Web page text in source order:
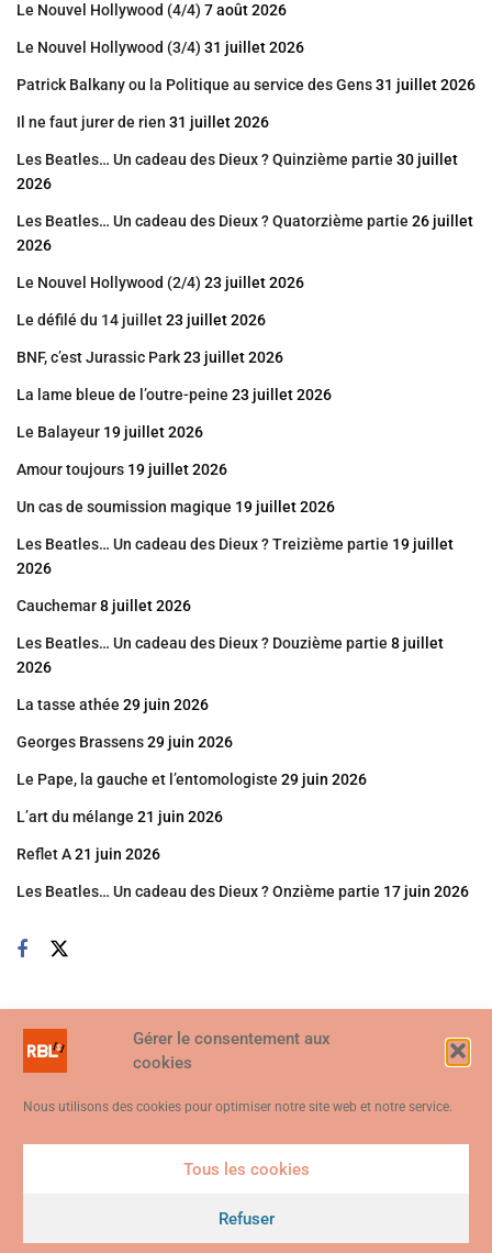
Gérer le consentement aux
cookies
Nous utilisons des cookies pour optimiser notre site web et notre service.
Tous les cookies
Refuser
Le Nouvel Hollywood (4/4) 7 août 2026
Le Nouvel Hollywood (3/4) 31 juillet 2026
Patrick Balkany ou la Politique au service des Gens31 juillet 2026
Il ne faut jurer de rien 31 juillet 2026
Les Beatles… Un cadeau des Dieux ? Quinzième partie 30 juillet
2026
Les Beatles… Un cadeau des Dieux ? Quatorzième partie 26 juillet
2026
Le Nouvel Hollywood (2/4) 23 juillet 2026
Le défilé du 14 juillet23 juillet 2026
BNF, c’est Jurassic Park23 juillet 2026
La lame bleue de l’outre-peine 23 juillet 2026
Le Balayeur 19 juillet 2026
Amour toujours 19 juillet 2026
Un cas de soumission magique 19 juillet 2026
Les Beatles… Un cadeau des Dieux ? Treizième partie 19 juillet
2026
Cauchemar8 juillet 2026
Les Beatles… Un cadeau des Dieux ? Douzième partie 8 juillet
2026
La tasse athée 29 juin 2026
Georges Brassens29 juin 2026
Le Pape, la gauche et l’entomologiste 29 juin 2026
L’art du mélange 21 juin 2026
Reflet A21 juin 2026
Les Beatles… Un cadeau des Dieux ? Onzième partie 17 juin 2026
vous consentez à ce que des cookies soient utilisés. Visitez notre
Politique de confidentialité et de cookies. Je suis d'accord